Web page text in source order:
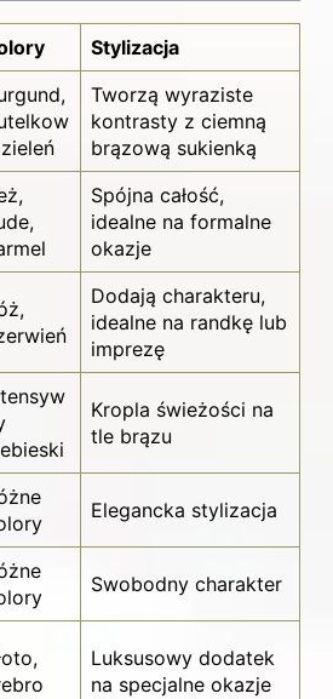
Stylizacja
Tworzą wyraziste
kontrasty z ciemną
brązową sukienką
Spójna całość,
idealne na formalne
okazje
Dodają charakteru,
idealne na randkę lub
imprezę
Kropla świeżości na
tle brązu
Elegancka stylizacja
Swobodny charakter
Luksusowy dodatek
na specjalne okazje